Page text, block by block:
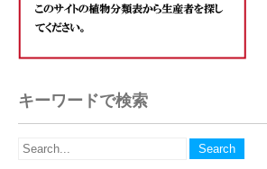
キーワードで検索